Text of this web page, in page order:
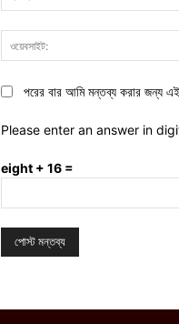
পরের বার আমি মন্তব্য করার জন্য
Please enter an answer in
eight + 16 =